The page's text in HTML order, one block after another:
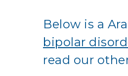
Below is a
bipolar
read our